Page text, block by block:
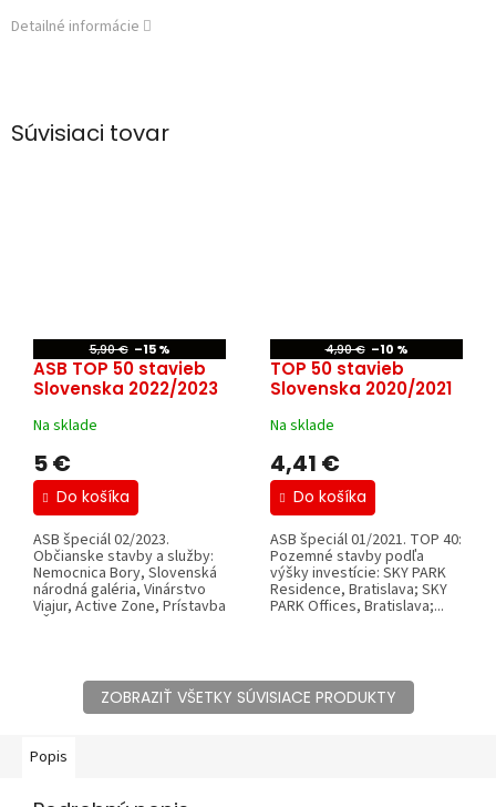
Detailné informácie
Súvisiaci tovar
5,90 € –15 %
ASB TOP 50 stavieb
Slovenska 2022/2023
Na sklade
5 €
Do košíka
ASB špeciál 02/2023.
Občianske stavby a služby:
Nemocnica Bory, Slovenská
národná galéria, Vinárstvo
Viajur, Active Zone, Prístavba
ZŠ v...
4,90 € –10 %
TOP 50 stavieb
Slovenska 2020/2021
Na sklade
4,41 €
Do košíka
ASB špeciál 01/2021. TOP 40:
Pozemné stavby podľa
výšky investície: SKY PARK
Residence, Bratislava; SKY
PARK Offices, Bratislava;...
ZOBRAZIŤ VŠETKY SÚVISIACE PRODUKTY
Popis